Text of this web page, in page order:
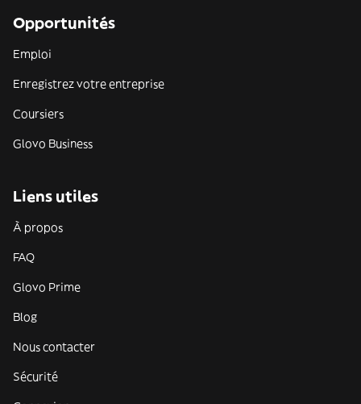
Opportunités
Emploi
Enregistrez votre entreprise
Coursiers
Glovo Business
Liens utiles
À propos
FAQ
Glovo Prime
Blog
Nous contacter
Sécurité